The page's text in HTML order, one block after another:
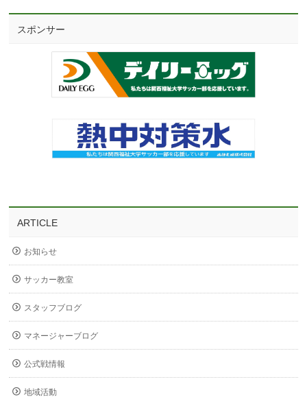
スポンサー
ARTICLE
お知らせ
サッカー教室
スタッフブログ
マネージャーブログ
公式戦情報
地域活動